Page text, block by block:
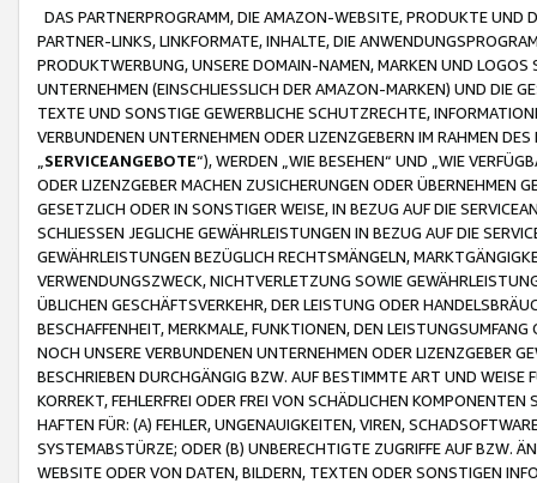
DAS PARTNERPROGRAMM, DIE AMAZON-WEBSITE, PRODUKTE UND
PARTNER-LINKS, LINKFORMATE, INHALTE, DIE
PRODUKTWERBUNG, UNSERE DOMAIN-NAMEN, MARKEN UND
UNTERNEHMEN (EINSCHLIESSLICH DER AMAZON-MARKEN) UND DIE
TEXTE UND SONSTIGE GEWERBLICHE SCHUTZRECHTE,
VERBUNDENEN UNTERNEHMEN ODER LIZENZGEBERN IM RAHMEN
SERVICEANGEBOTE“), WERDEN „WIE BESEHEN“ UND „WIE
ODER LIZENZGEBER MACHEN ZUSICHERUNGEN ODER ÜBERNEHMEN
GESETZLICH ODER IN SONSTIGER WEISE, IN BEZUG AUF DIE
SCHLIESSEN JEGLICHE GEWÄHRLEISTUNGEN IN BEZUG AUF DIE
GEWÄHRLEISTUNGEN BEZÜGLICH RECHTSMÄNGELN,
VERWENDUNGSZWECK, NICHTVERLETZUNG SOWIE
ÜBLICHEN GESCHÄFTSVERKEHR, DER LEISTUNG ODER
BESCHAFFENHEIT, MERKMALE, FUNKTIONEN, DEN
NOCH UNSERE VERBUNDENEN UNTERNEHMEN ODER LIZENZGEBER
BESCHRIEBEN DURCHGÄNGIG BZW. AUF BESTIMMTE ART UND
KORREKT, FEHLERFREI ODER FREI VON SCHÄDLICHEN
HAFTEN FÜR: (A) FEHLER, UNGENAUIGKEITEN, VIREN,
SYSTEMABSTÜRZE; ODER (B) UNBERECHTIGTE ZUGRIFFE AUF BZW.
WEBSITE ODER VON DATEN, BILDERN, TEXTEN ODER SONSTIGEN